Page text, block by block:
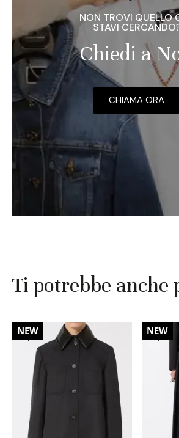
NON TROVI QUELLO
STAVI
Chiedi a
CHIAMA ORA
Ti potrebbe anche
30%
NEW 30%
NEW